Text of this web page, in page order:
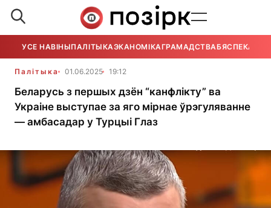
УСЕ НАВІНЫПАЛІТЫКАЭКАНОМІКАГРАМАДСТВАБЯСПЕКА
Палітыка 01.06.2025 19:12
Беларусь з першых дзён “канфлікту” ва
Украіне выступае за яго мірнае ўрэгуляванне
— амбасадар у Турцыі Глаз